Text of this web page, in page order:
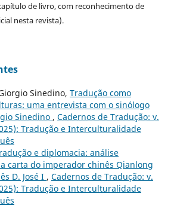
de livro, com reconhecimento de
nesta revista).
Sinedino, Tradução como
uma entrevista com o sinólogo
Sinedino , Cadernos de Tradução: v.
Tradução e Interculturalidade
e diplomacia: análise
carta do imperador chinês Qianlong
D. José I , Cadernos de Tradução: v.
Tradução e Interculturalidade